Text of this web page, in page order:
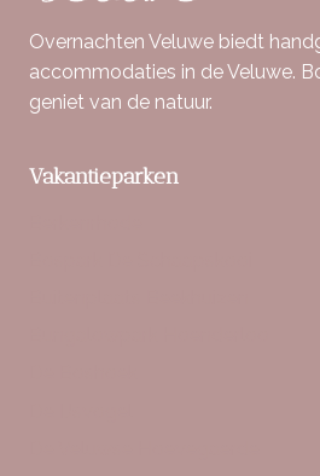
Overnachten Veluwe biedt
accommodaties in de Veluwe.
geniet van de natuur.
Vakantieparken